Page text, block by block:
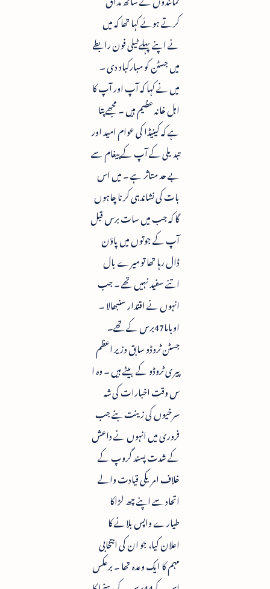
کرتے ہوئے کہا تھا کہ میں
نے اپنے پہلے ٹیلی فون رابطے
میں جسٹن کو مبارکباد دی ۔
میں نے کہا کہ آپ اور آپ کا
اہل خانہ عظیم ہیں ۔ مجھے پتا
ہے کہ کینیڈا کی عوام امید اور
تبدیلی کے آپ کے پیغام سے
بے حد متاثر ہے ۔ میں اس
بات کی نشاندہی کرنا چاہوں
گا کہ جب میں سات برس قبل
آپ کے جوتوں میں پاؤن
ڈال رہا تھا تو میرے بال
اتنے سفید نہیں تھے ۔ جب
انہوں نے اقتدار سنبھالا ۔
اوباما47برس کے تھے۔
جسٹن ٹروڈو سابق وزیر اعظم
پیری ٹروڈو کے بیٹے ہیں ۔ وہ ا
س وقت اخبارات کی شہ
سرخیوں کی زینت بنے جب
فروری میں انہوں نے داعش
کے شدت پسند گروپ کے
خلاف امریکی قیادت والے
اتحاد سے اپنے چھ لڑاکا
طیارے واپس بلانے کا
اعلان کیا، جو ان کی انتخابی
مہم کا ایک وعدہ تھا ۔ برعکس